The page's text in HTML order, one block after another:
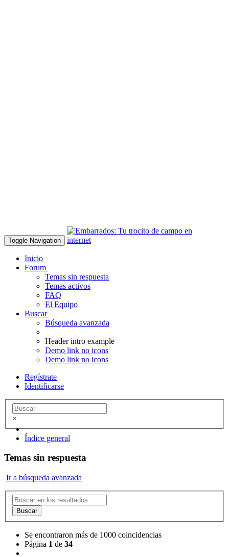
Toggle Navigation
Inicio
Forum
Temas sin respuesta
Temas activos
FAQ
El Equipo
Buscar
Búsqueda avanzada
Header intro example
Demo link no icons
Demo link no icons
Regístrate
Identificarse
×
Índice general
Temas sin respuesta
Ir a búsqueda avanzada
Buscar
Se encontraron más de 1000 coincidencias
Página 1 de 34